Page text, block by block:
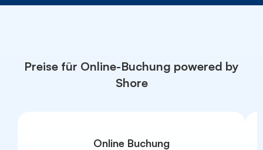
Preise für Online-Buchung powered by
Shore
Online Buchung